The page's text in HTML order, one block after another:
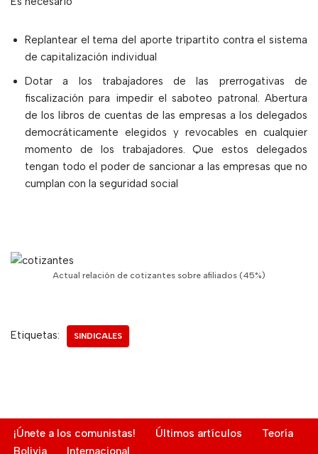
Replantear el tema del aporte tripartito contra el sistema
de capitalización individual
Dotar a los trabajadores de las prerrogativas de
fiscalización para impedir el saboteo patronal. Abertura
de los libros de cuentas de las empresas a los delegados
democráticamente elegidos y revocables en cualquier
momento de los trabajadores. Que estos delegados
tengan todo el poder de sancionar a las empresas que no
cumplan con la seguridad social
Actual relación de cotizantes sobre afiliados (45%)
Etiquetas: SINDICALES
¡Únete a los comunistas! Últimos artículos
Teoría
Bolivia
Internacional